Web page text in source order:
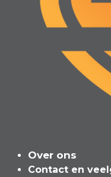
Over ons
Contact en